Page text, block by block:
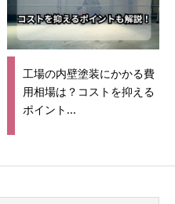
工場の内壁塗装にかかる費
用相場は？コストを抑える
ポイント...